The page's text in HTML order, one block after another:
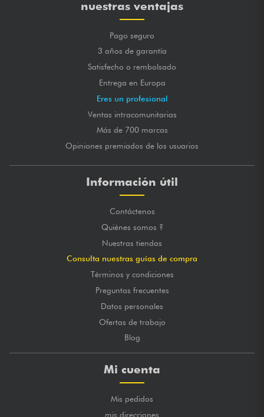
nuestras ventajas
Pago seguro
3 años de garantía
Satisfecho o rembolsado
Entrega en Europa
Eres un profesional
Ventas intracomunitarias
Más de 700 marcas
Opiniones premiados de los usuarios
Información útil
Contáctenos
Quiénes somos ?
Nuestras tiendas
Consulta nuestras guías de compra
Términos y condiciones
Preguntas frecuentes
Datos personales
Ofertas de trabajo
Blog
Mi cuenta
Mis pedidos
mis direcciones